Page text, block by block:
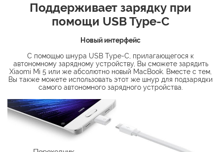
Поддерживает зарядку при
помощи USB Type-C
Новый интерфейс
С помощью шнура USB Type-C, прилагающегося к
автономному зарядному устройству, Вы сможете зарядить
Xiaomi Mi 5 или же абсолютно новый MacBook. Вместе с тем,
Вы также можете использовать этот же шнур для подзарядки
самого автономного зарядного устройства.